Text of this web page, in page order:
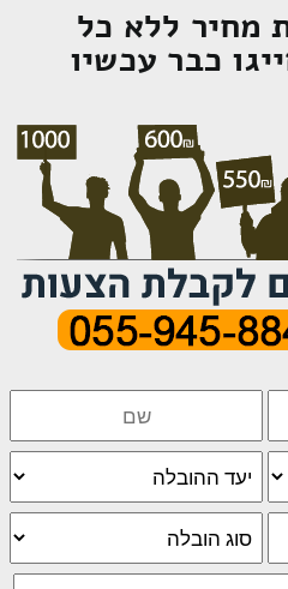
מחיר ללא כל
כבר עכשיו